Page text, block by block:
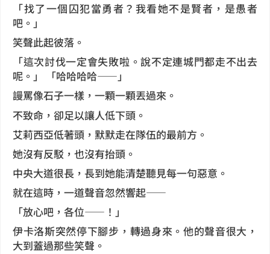
「找了一個囚犯當勇者？我看她不是賢者，是愚者
吧。」
笑聲此起彼落。
「這次討伐一定會失敗啦。說不定連城門都走不出去
呢。」 「哈哈哈哈——」
謾罵像石子一樣，一顆一顆丟過來。
不致命，卻足以讓人低下頭。
艾莉西亞低著頭，默默走在隊伍的最前方。
她沒有反駁，也沒有抬頭。
中央大道很長，長到她能清楚聽見每一句惡意。
就在這時，一道聲音忽然響起——
「放心吧，各位——！」
伊卡洛斯突然停下腳步，轉過身來。他的聲音很大，
大到蓋過那些笑聲。